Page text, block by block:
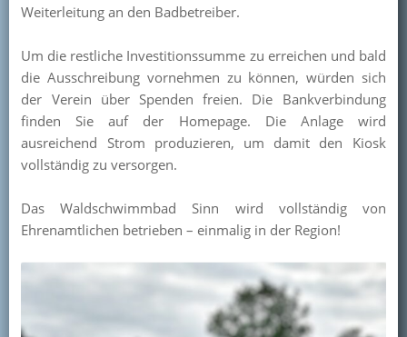
Mitglied werden
Weiterleitung an den Badbetreiber.
Um die restliche Investitionssumme zu erreichen und bald
die Ausschreibung vornehmen zu können, würden sich
der Verein über Spenden freien. Die Bankverbindung
finden Sie auf der Homepage. Die Anlage wird
ausreichend Strom produzieren, um damit den Kiosk
vollständig zu versorgen.
Das Waldschwimmbad Sinn wird vollständig von
Ehrenamtlichen betrieben – einmalig in der Region!